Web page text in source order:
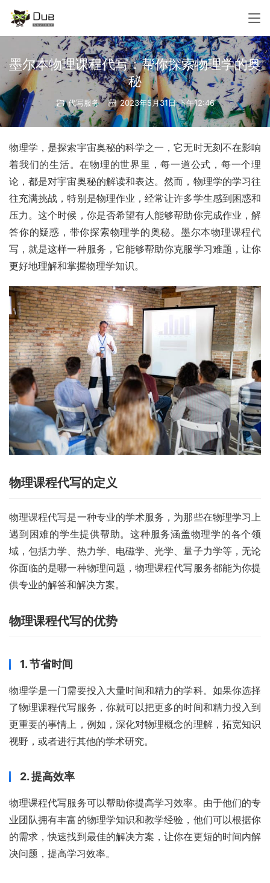
墨尔本物理课程代写：帮你探索物理学的奥
秘
代写服务 2023年5月31日 下午12:46
物理学，是探索宇宙奥秘的科学之一，它无时无刻不在影响
着我们的生活。在物理的世界里，每一道公式，每一个理
论，都是对宇宙奥秘的解读和表达。然而，物理学的学习往
往充满挑战，特别是物理作业，经常让许多学生感到困惑和
压力。这个时候，你是否希望有人能够帮助你完成作业，解
答你的疑惑，带你探索物理学的奥秘。墨尔本物理课程代
写，就是这样一种服务，它能够帮助你克服学习难题，让你
更好地理解和掌握物理学知识。
物理课程代写的定义
物理课程代写是一种专业的学术服务，为那些在物理学习上
遇到困难的学生提供帮助。这种服务涵盖物理学的各个领
域，包括力学、热力学、电磁学、光学、量子力学等，无论
你面临的是哪一种物理问题，物理课程代写服务都能为你提
供专业的解答和解决方案。
物理课程代写的优势
1. 节省时间
物理学是一门需要投入大量时间和精力的学科。如果你选择
了物理课程代写服务，你就可以把更多的时间和精力投入到
更重要的事情上，例如，深化对物理概念的理解，拓宽知识
视野，或者进行其他的学术研究。
2. 提高效率
物理课程代写服务可以帮助你提高学习效率。由于他们的专
业团队拥有丰富的物理学知识和教学经验，他们可以根据你
的需求，快速找到最佳的解决方案，让你在更短的时间内解
决问题，提高学习效率。